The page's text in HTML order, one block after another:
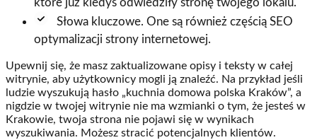
Słowa kluczowe. One są również częścią SEO
optymalizacji strony internetowej.
Upewnij się, że masz zaktualizowane opisy i teksty w całej
witrynie, aby użytkownicy mogli ją znaleźć. Na przykład jeśli
ludzie wyszukują hasło „kuchnia domowa polska Kraków”, a
nigdzie w twojej witrynie nie ma wzmianki o tym, że jesteś w
Krakowie, twoja strona nie pojawi się w wynikach
wyszukiwania. Możesz stracić potencjalnych klientów.